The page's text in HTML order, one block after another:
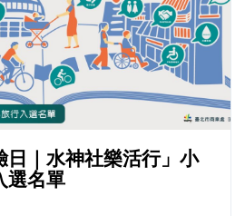
日｜水神社樂活行」小
選名單